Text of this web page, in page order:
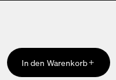
In den Warenkorb